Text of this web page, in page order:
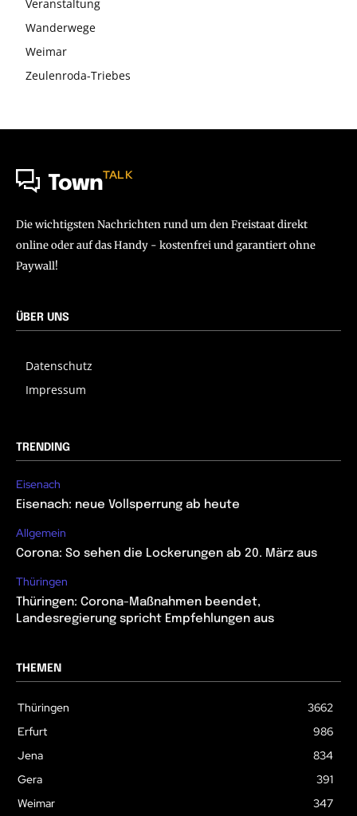
Veranstaltung
Wanderwege
Weimar
Zeulenroda-Triebes
TownTALK
Die wichtigsten Nachrichten rund um den Freistaat direkt
online oder auf das Handy - kostenfrei und garantiert ohne
Paywall!
ÜBER UNS
Datenschutz
Impressum
TRENDING
Eisenach
Eisenach: neue Vollsperrung ab heute
Allgemein
Corona: So sehen die Lockerungen ab 20. März aus
Thüringen
Thüringen: Corona-Maßnahmen beendet,
Landesregierung spricht Empfehlungen aus
THEMEN
Thüringen
3662
Erfurt
986
Jena
834
Gera
391
Weimar
347